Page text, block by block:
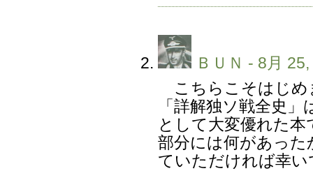
ＢＵＮ - 8月
こちらこそはじめ
「詳解独ソ戦全史
として大変優れた
部分には何があっ
ていただければ幸い